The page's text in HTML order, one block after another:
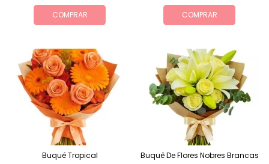
COMPRAR COMPRAR
Buquê Tropical Buquê De Flores Nobres Brancas